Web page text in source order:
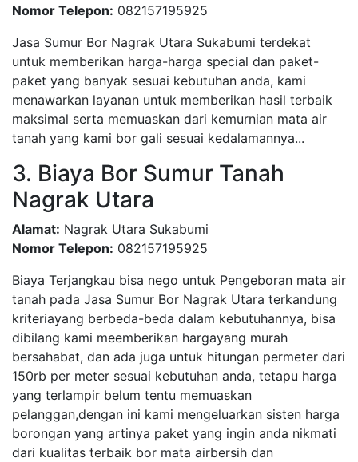
Nomor Telepon: 082157195925
Jasa Sumur Bor Nagrak Utara Sukabumi terdekat
untuk memberikan harga-harga special dan paket-
paket yang banyak sesuai kebutuhan anda, kami
menawarkan layanan untuk memberikan hasil terbaik
maksimal serta memuaskan dari kemurnian mata air
tanah yang kami bor gali sesuai kedalamannya...
3. Biaya Bor Sumur Tanah
Nagrak Utara
Alamat: Nagrak Utara Sukabumi
Nomor Telepon: 082157195925
Biaya Terjangkau bisa nego untuk Pengeboran mata air
tanah pada Jasa Sumur Bor Nagrak Utara terkandung
kriteriayang berbeda-beda dalam kebutuhannya, bisa
dibilang kami meemberikan hargayang murah
bersahabat, dan ada juga untuk hitungan permeter dari
150rb per meter sesuai kebutuhan anda, tetapu harga
yang terlampir belum tentu memuaskan
pelanggan,dengan ini kami mengeluarkan sisten harga
borongan yang artinya paket yang ingin anda nikmati
dari kualitas terbaik bor mata airbersih dan